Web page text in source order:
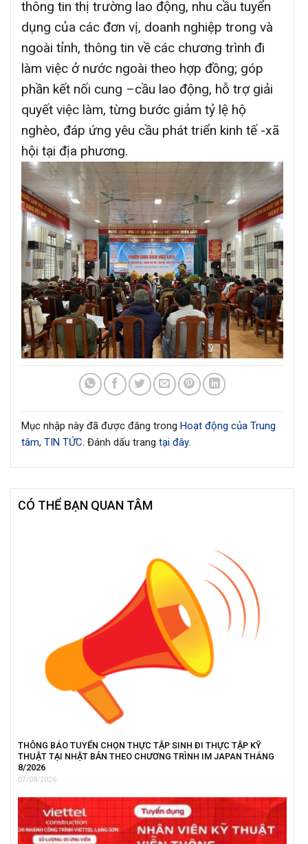
thông tin thị trường lao động, nhu cầu tuyển
dụng của các đơn vị, doanh nghiệp trong và
ngoài tỉnh, thông tin về các chương trình đi
làm việc ở nước ngoài theo hợp đồng; góp
phần kết nối cung –cầu lao động, hỗ trợ giải
quyết việc làm, từng bước giảm tỷ lệ hộ
nghèo, đáp ứng yêu cầu phát triển kinh tế -xã
hội tại địa phương.
Mục nhập này đã được đăng trong Hoạt động của Trung
tâm, TIN TỨC . Đánh dấu trang tại đây.
CÓ THỂ BẠN QUAN TÂM
THÔNG BÁO TUYỂN CHỌN THỰC TẬP SINH ĐI THỰC TẬP KỸ
THUẬT TẠI NHẬT BẢN THEO CHƯƠNG TRÌNH IM JAPAN THÁNG
8/2026
07/08/2026